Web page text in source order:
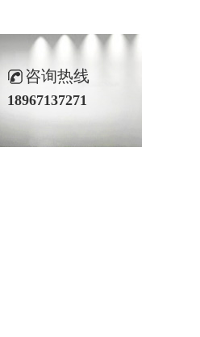
咨询热线
18967137271